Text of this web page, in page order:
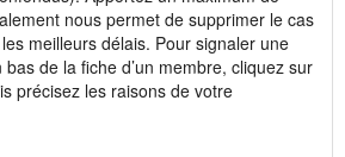
nous permet de supprimer le cas
meilleurs délais. Pour signaler une
de la fiche d’un membre, cliquez sur
précisez les raisons de votre